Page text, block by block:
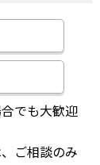
でも大歓迎
ご相談のみ